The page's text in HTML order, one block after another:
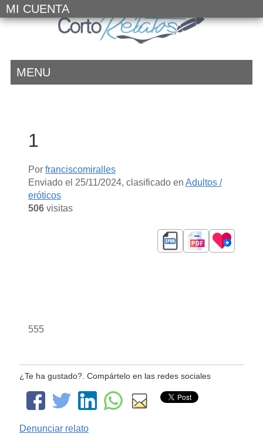
MI CUENTA
MENU
1
Por franciscomiralles
Enviado el 25/11/2024, clasificado en Adultos /
eróticos
506visitas
555
¿Te ha gustado?. Compártelo en las redes sociales
Denunciar relato